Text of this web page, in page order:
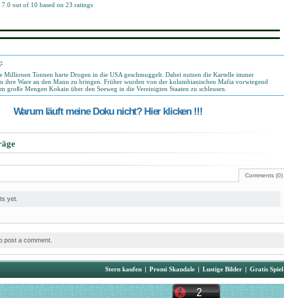
7.0 out of 10 based on 23 ratings
Millionen Tonnen harte Drogen in die USA geschmuggelt. Dabei nutzen die Kartelle immer
ihre Ware an den Mann zu bringen. Früher wurden von der kolumbianischen Mafia vorwiegend
große Mengen Kokain über den Seeweg in die Vereinigten Staaten zu schleusen.
Warum läuft meine Doku nicht? Hier klicken !!!
Comments (0)
yet.
post a comment.
Stern kaufen | Promi Skandale | Lustige Bilder | Gratis Spiel